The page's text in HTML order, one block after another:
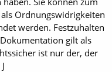
Ordnungswidrigkeiten
werden. Festzuhalten
gilt als
ist nur der, der